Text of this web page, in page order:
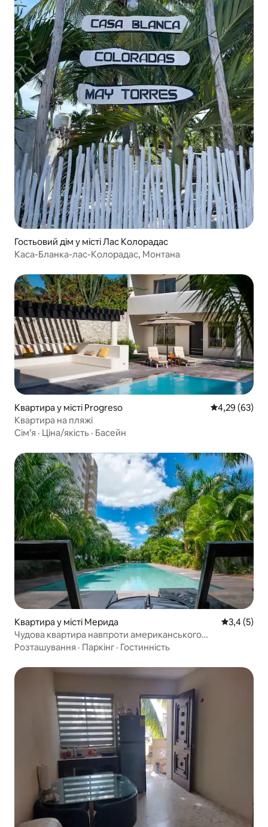
Гостьовий дім у місті Лас Колорадас
Каса-Бланка-лас-Колорадас, Монтана
Квартира у місті Progreso Середня
4,29 (63)
Квартира на пляжі
Сім’я · Ціна/якість · Басейн
Квартира у місті Мерида Середня
3,4 (5)
Чудова квартира навпроти американського
консульства
Розташування · Паркінг · Гостинність